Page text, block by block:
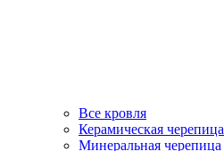
Все кровля
Керамическая черепица
Минеральная черепица